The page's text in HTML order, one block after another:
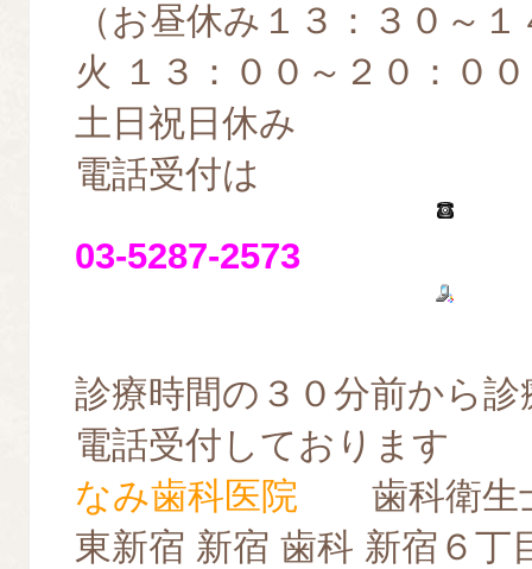
（お昼休み１３：３０～
火 １３：００～２０：００
土日祝日休み
電話受付は
03-5287-2573
診療時間の３０分前から
電話受付しております
なみ歯科医院 歯科衛生
東新宿 新宿 歯科 新宿６丁